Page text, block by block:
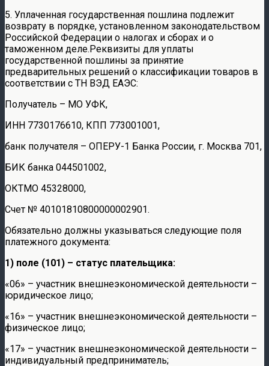
5. Уплаченная государственная пошлина подлежит
возврату в порядке, установленном законодательством
Российской Федерации о налогах и сборах и о
таможенном деле.Реквизиты для уплаты
государственной пошлины за принятие
предварительных решений о классификации товаров в
соответствии с ТН ВЭД ЕАЭС:
Получатель – МО УФК,
ИНН 7730176610, КПП 773001001,
банк получателя – ОПЕРУ-1 Банка России, г. Москва 701,
БИК банка 044501002,
ОКТМО 45328000,
Счет № 40101810800000002901.
Обязательно должны указываться следующие поля
платежного документа:
1) поле (101) – статус плательщика:
«06» – участник внешнеэкономической деятельности –
юридическое лицо;
«16» – участник внешнеэкономической деятельности –
физическое лицо;
«17» – участник внешнеэкономической деятельности –
индивидуальный предприниматель;